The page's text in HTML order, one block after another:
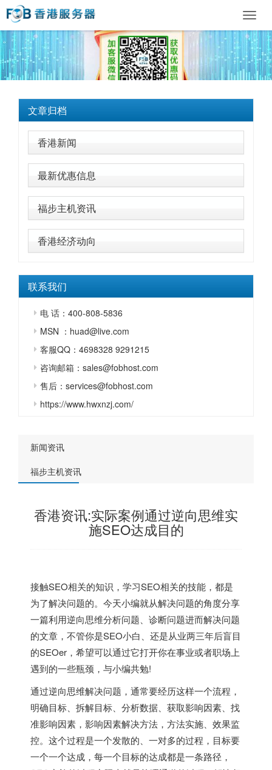
文章归档
香港新闻
最新优惠信息
福步主机资讯
香港经济动向
联系我们
电 话：400-808-5836
MSN ：huad@live.com
客服QQ：4698328 9291215
咨询邮箱：sales@fobhost.com
售后：services@fobhost.com
https://www.hwxnzj.com/
新闻资讯
福步主机资讯
香港资讯:实际案例通过逆向思维实
施SEO达成目的
接触SEO相关的知识，学习SEO相关的技能，都是
为了解决问题的。今天小编就从解决问题的角度分享
一篇利用逆向思维分析问题、诊断问题进而解决问题
的文章，不管你是SEO小白、还是从业两三年后盲目
的SEOer，希望可以通过它打开你在事业或者职场上
遇到的一些瓶颈，与小编共勉!
通过逆向思维解决问题，通常要经历这样一个流程，
明确目标、拆解目标、分析数据、获取影响因素、找
准影响因素，影响因素解决方法，方法实施、效果监
控。这个过程是一个发散的、一对多的过程，目标要
一个一个达成，每一个目标的达成都是一条路径，